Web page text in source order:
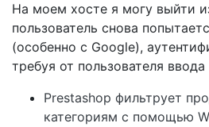
На моем хосте я могу выйти
пользователь снова
(особенно с Google),
требуя от пользователя
Prestashop фильтрует
категориям с помощью